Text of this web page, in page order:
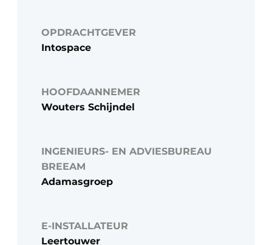
OPDRACHTGEVER
Intospace
HOOFDAANNEMER
Wouters Schijndel
INGENIEURS- EN ADVIESBUREAU
BREEAM
Adamasgroep
E-INSTALLATEUR
Leertouwer